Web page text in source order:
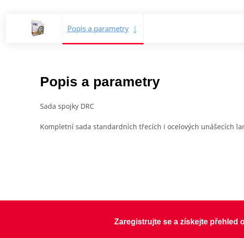
Popis a parametry
Popis a parametry
Sada spojky DRC
Kompletní sada standardních třecích i ocelových unášecích
Zaregistrujte se a získejte přehled